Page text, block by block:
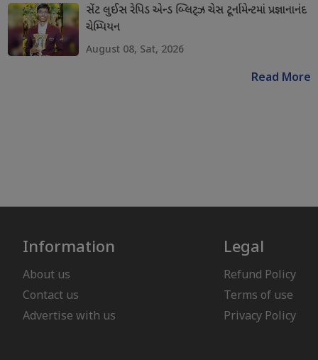
સેંટ લુઈસ રેપિડ એન્ડ બ્લિટ્ઝ ચેસ ટૂર્નામેન્ટમાં પ્રજ્ઞાનાનંદ
ચેમ્પિયન
August 08, Sat, 2026
Read More
Information
About us
Contact us
Advertise with us
Legal
Refund Policy
Terms of use
Privacy Policy